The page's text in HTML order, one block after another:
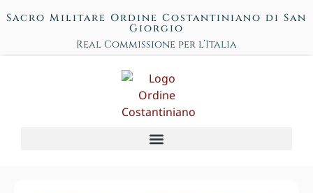
Sacro Militare Ordine Costantiniano di San
Giorgio
Real Commissione per l’Italia